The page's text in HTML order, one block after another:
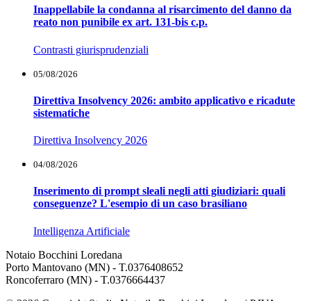
Inappellabile la condanna al risarcimento del danno da
reato non punibile ex art. 131-bis c.p.
Contrasti giurisprudenziali
05/08/2026
Direttiva Insolvency 2026: ambito applicativo e ricadute
sistematiche
Direttiva Insolvency 2026
04/08/2026
Inserimento di prompt sleali negli atti giudiziari: quali
conseguenze? L'esempio di un caso brasiliano
Intelligenza Artificiale
Notaio Bocchini Loredana
Porto Mantovano (MN) - T.0376408652
Roncoferraro (MN) - T.0376664437